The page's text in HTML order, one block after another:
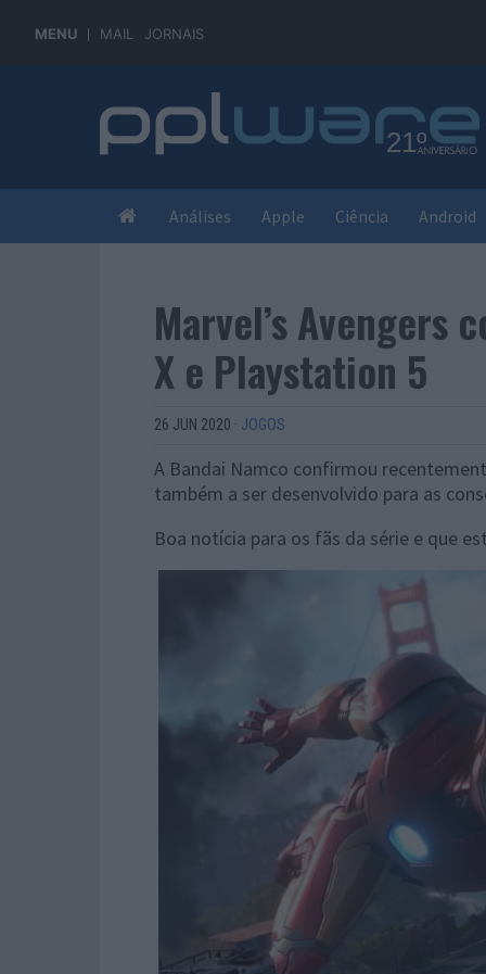
MENU MAIL JORNAIS
Análises Apple Ciência Android
Marvel’s Avengers
X e Playstation 5
26 JUN 2020 · JOGOS
A Bandai Namco confirmou
também a ser desenvolvido para as
Boa notícia para os fãs da série e que